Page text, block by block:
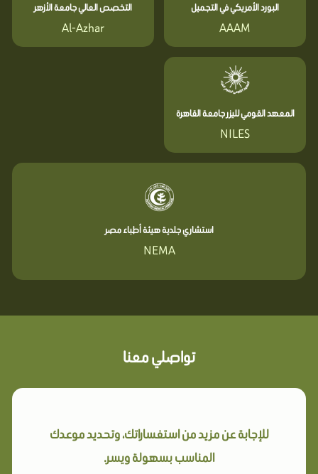
البورد الأمريكي في التجميل
AAAM
التخصص العالي جامعة الأزهر
Al-Azhar
المعهد القومي لليزر جامعة القاهرة
NILES
استشاري جلدية هيئة أطباء مصر
NEMA
تواصلي معنا
للإجابة عن مزيد من استفساراتك، وتحديد موعدك
المناسب بسهولة ويسر.